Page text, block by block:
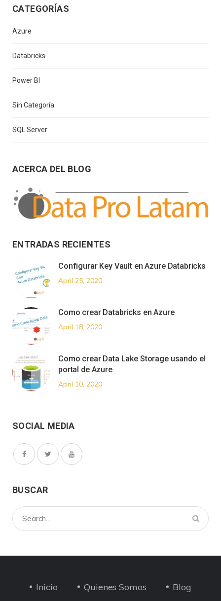
CATEGORÍAS
Azure
Databricks
Power BI
Sin Categoría
SQL Server
ACERCA DEL BLOG
ENTRADAS RECIENTES
Configurar Key Vault en Azure Databricks
April 25, 2020
Como crear Databricks en Azure
April 18, 2020
Como crear Data Lake Storage usando el
portal de Azure
April 10, 2020
SOCIAL MEDIA
BUSCAR
Inicio Quienes Somos Blog